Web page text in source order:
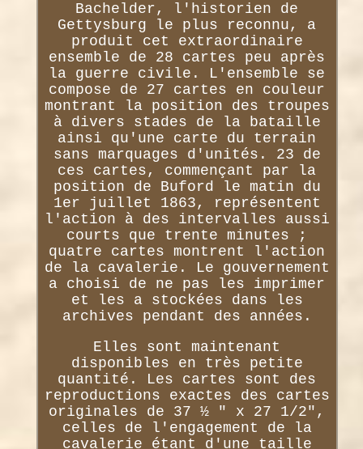
Bachelder, l'historien de
Gettysburg le plus reconnu, a
produit cet extraordinaire
ensemble de 28 cartes peu après
la guerre civile. L'ensemble se
compose de 27 cartes en couleur
montrant la position des troupes
à divers stades de la bataille
ainsi qu'une carte du terrain
sans marquages d'unités. 23 de
ces cartes, commençant par la
position de Buford le matin du
1er juillet 1863, représentent
l'action à des intervalles aussi
courts que trente minutes ;
quatre cartes montrent l'action
de la cavalerie. Le gouvernement
a choisi de ne pas les imprimer
et les a stockées dans les
archives pendant des années.
Elles sont maintenant
disponibles en très petite
quantité. Les cartes sont des
reproductions exactes des cartes
originales de 37 ½ " x 27 1/2",
celles de l'engagement de la
cavalerie étant d'une taille